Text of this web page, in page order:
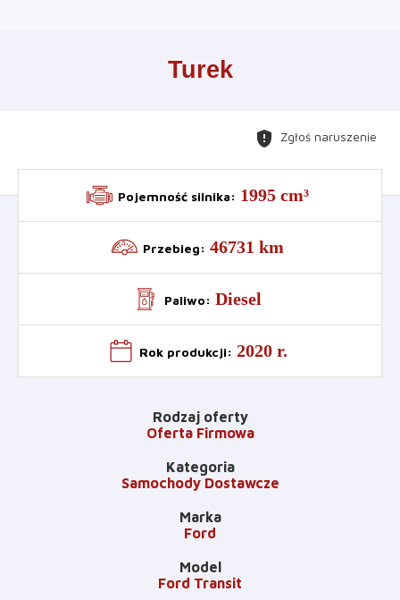
Turek
gpp_maybe Zgłoś naruszenie
Pojemność silnika: 1995 cm³
Przebieg: 46731 km
Paliwo: Diesel
Rok produkcji: 2020 r.
Rodzaj oferty
Oferta Firmowa
Kategoria
Samochody Dostawcze
Marka
Ford
Model
Ford Transit